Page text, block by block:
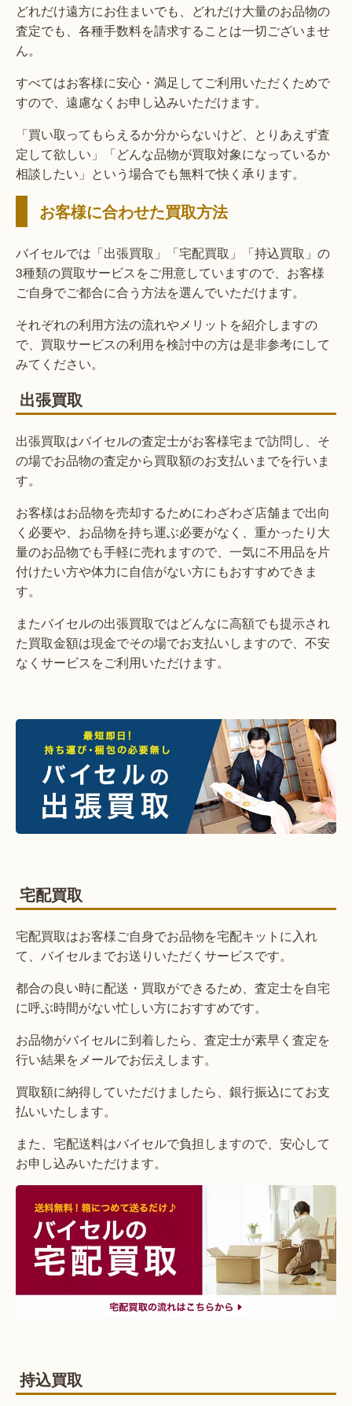
どれだけ遠方にお住まいでも、どれだけ大量のお品物の
査定でも、各種手数料を請求することは一切ございませ
ん。
すべてはお客様に安心・満足してご利用いただくためで
すので、遠慮なくお申し込みいただけます。
「買い取ってもらえるか分からないけど、とりあえず査
定して欲しい」「どんな品物が買取対象になっているか
相談したい」という場合でも無料で快く承ります。
お客様に合わせた買取方法
バイセルでは「出張買取」「宅配買取」「持込買取」の
3種類の買取サービスをご用意していますので、お客様
ご自身でご都合に合う方法を選んでいただけます。
それぞれの利用方法の流れやメリットを紹介しますの
で、買取サービスの利用を検討中の方は是非参考にして
みてください。
出張買取
出張買取はバイセルの査定士がお客様宅まで訪問し、そ
の場でお品物の査定から買取額のお支払いまでを行いま
す。
お客様はお品物を売却するためにわざわざ店舗まで出向
く必要や、お品物を持ち運ぶ必要がなく、重かったり大
量のお品物でも手軽に売れますので、一気に不用品を片
付けたい方や体力に自信がない方にもおすすめできま
す。
またバイセルの出張買取ではどんなに高額でも提示され
た買取金額は現金でその場でお支払いしますので、不安
なくサービスをご利用いただけます。
宅配買取
宅配買取はお客様ご自身でお品物を宅配キットに入れ
て、バイセルまでお送りいただくサービスです。
都合の良い時に配送・買取ができるため、査定士を自宅
に呼ぶ時間がない忙しい方におすすめです。
お品物がバイセルに到着したら、査定士が素早く査定を
行い結果をメールでお伝えします。
買取額に納得していただけましたら、銀行振込にてお支
払いいたします。
また、宅配送料はバイセルで負担しますので、安心して
お申し込みいただけます。
持込買取